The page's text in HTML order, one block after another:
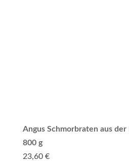
Angus Schmorbraten aus der
800 g
23,60 €